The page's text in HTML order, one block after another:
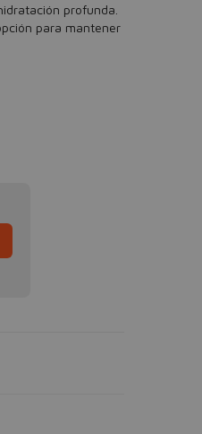
profunda.
para mantener